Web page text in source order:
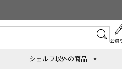
会員
シェルフ以外の商品